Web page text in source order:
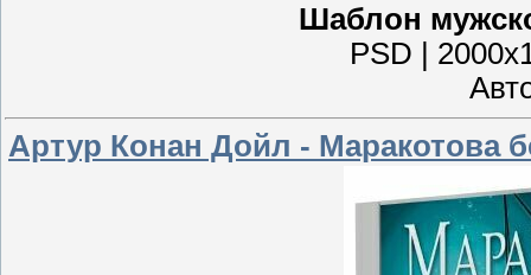
Шаблон
PSD |
Артур Конан Дойл - Маракотова